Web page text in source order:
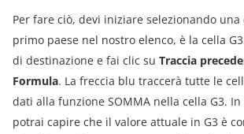
Per fare ciò, devi iniziare selezionando una
primo paese nel nostro elenco, è la cella
di destinazione e fai clic su Traccia
Formula. La freccia blu traccerà tutte le
dati alla funzione SOMMA nella cella G3.
potrai capire che il valore attuale in G3 è